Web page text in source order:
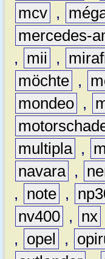
mcv ,
mercedes-
,
mii ,
möchte ,
mondeo ,
multipla ,
navara ,
,
note ,
nv400 , nx
,
opel ,